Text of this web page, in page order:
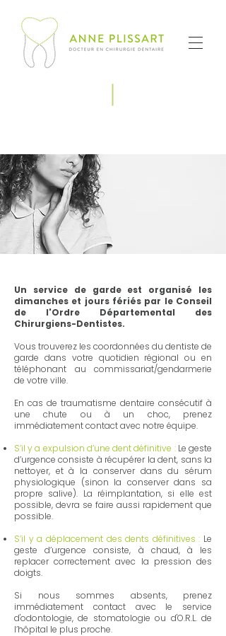
Un service de garde est organisé les
dimanches et jours fériés par le Conseil
de l'Ordre Départemental des
Chirurgiens-Dentistes.
Vous trouverez les coordonnées du dentiste de
garde dans votre quotidien régional ou en
téléphonant au commissariat/gendarmerie
de votre ville.
En cas de traumatisme dentaire consécutif à
une chute ou à un choc, prenez
immédiatement contact avec notre équipe.
S’il y a expulsion d’une dent définitive : Le geste
d’urgence consiste à récupérer la dent, sans la
nettoyer, et à la conserver dans du sérum
physiologique (sinon la conserver dans sa
propre salive). La réimplantation, si elle est
possible, devra se faire aussi rapidement que
possible.
S’il y a déplacement des dents définitives : Le
geste d’urgence consiste, à chaud, à les
replacer correctement avec la pression des
doigts.
Si nous sommes absents, prenez
immédiatement contact avec le service
d'odontologie, de stomatologie ou d'O.R.L. de
l’hôpital le plus proche.